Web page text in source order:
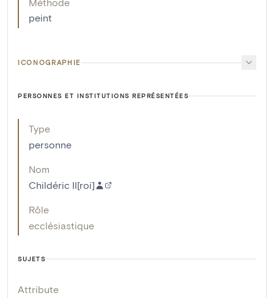
Méthode
peint
ICONOGRAPHIE
PERSONNES ET INSTITUTIONS REPRÉSENTÉES
Type
personne
Nom
Childéric II[roi]
Rôle
ecclésiastique
SUJETS
Attribute